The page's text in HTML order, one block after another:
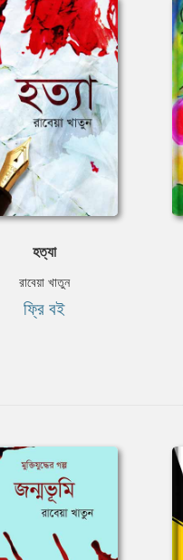
হত্যা
রাবেয়া খাতুন
ফ্রি বই